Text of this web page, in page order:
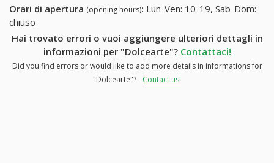
Orari di apertura (opening hours): Lun-Ven: 10-19, Sab-Dom:
chiuso
Hai trovato errori o vuoi aggiungere ulteriori dettagli in
informazioni per "Dolcearte"? Contattaci!
Did you find errors or would like to add more details in informations for
"Dolcearte"? - Contact us!